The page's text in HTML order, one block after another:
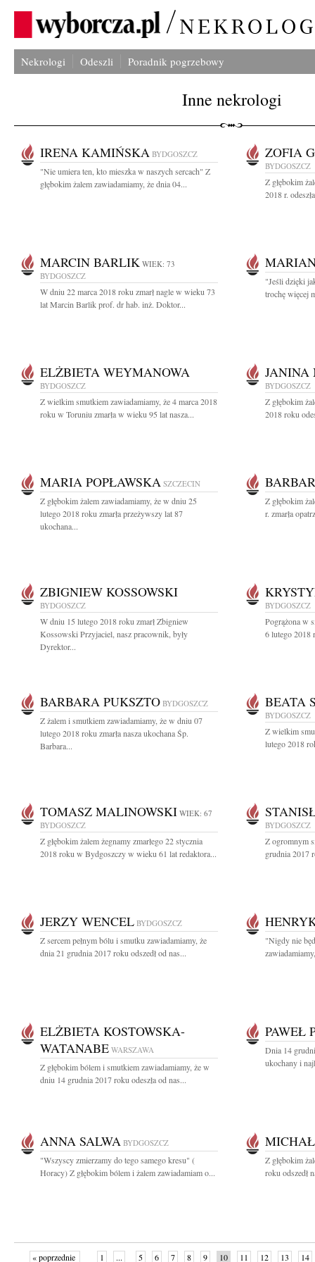
Nekrologi Odeszli Poradnik pogrzebowy
Inne nekrologi
IRENA KAMIŃSKA BYDGOSZCZ
"Nie umiera ten, kto mieszka w naszych sercach" Z
głębokim żalem zawiadamiamy, że dnia 04...
ZOFIA
BYDGOSZCZ
Z głębokim
2018 r.
MARCIN BARLIK WIEK: 73
BYDGOSZCZ
W dniu 22 marca 2018 roku zmarł nagle w wieku 73
lat Marcin Barlik prof. dr hab. inż. Doktor...
"Jeśli dzięki
trochę więcej
ELŻBIETA WEYMANOWA
BYDGOSZCZ
Z wielkim smutkiem zawiadamiamy, że 4 marca 2018
roku w Toruniu zmarła w wieku 95 lat nasza...
JANINA
BYDGOSZCZ
Z głębokim
2018 roku
MARIA POPŁAWSKA SZCZECIN
Z głębokim żalem zawiadamiamy, że w dniu 25
lutego 2018 roku zmarła przeżywszy lat 87
ukochana...
Z głębokim
r. zmarła
ZBIGNIEW KOSSOWSKI
BYDGOSZCZ
W dniu 15 lutego 2018 roku zmarł Zbigniew
Kossowski Przyjaciel, nasz pracownik, były
Dyrektor...
BYDGOSZCZ
Pogrążona w
6 lutego 2018
BARBARA PUKSZTO BYDGOSZCZ
Z żalem i smutkiem zawiadamiamy, że w dniu 07
lutego 2018 roku zmarła nasza ukochana Śp.
Barbara...
BEATA
BYDGOSZCZ
Z wielkim
lutego 2018
TOMASZ MALINOWSKI WIEK: 67
BYDGOSZCZ
Z głębokim żalem żegnamy zmarłego 22 stycznia
2018 roku w Bydgoszczy w wieku 61 lat redaktora...
BYDGOSZCZ
Z ogromnym
grudnia 2017
JERZY WENCEL BYDGOSZCZ
Z sercem pełnym bólu i smutku zawiadamiamy, że
dnia 21 grudnia 2017 roku odszedł od nas...
"Nigdy nie
ELŻBIETA KOSTOWSKA-
WATANABE WARSZAWA
Z głębokim bólem i smutkiem zawiadamiamy, że w
dniu 14 grudnia 2017 roku odeszła od nas...
PAWEŁ
Dnia 14
ukochany i
ANNA SALWA BYDGOSZCZ
"Wszyscy zmierzamy do tego samego kresu" (
Horacy) Z głębokim bólem i żalem zawiadamiam o...
Z głębokim
roku odszedł
« poprzednie 1 ... 5 6 7 8 9 10 11 12 13 14